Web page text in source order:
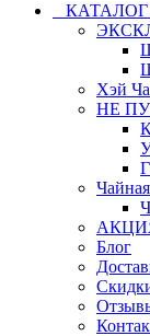
КАТАЛОГ
Хэй
НЕ
Блог